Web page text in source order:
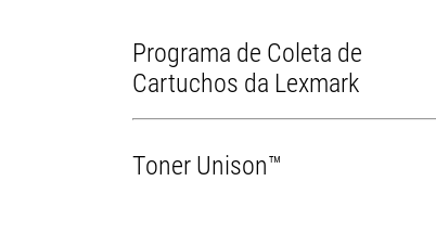
Programa de Coleta de
Cartuchos da Lexmark
Toner Unison™